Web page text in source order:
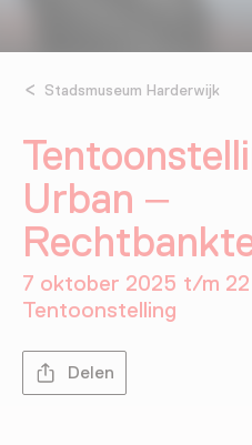
Stadsmuseum Harderwijk
Urban –
7 oktober 2025 t/m
Tentoonstelling
Delen